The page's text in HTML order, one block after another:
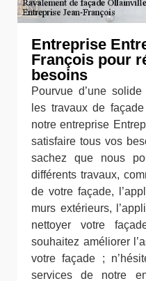
Entreprise
François pour
besoins
Pourvue d’une
les travaux de
notre entreprise
satisfaire tous vos
sachez que nous
différents travaux,
de votre façade,
murs extérieurs,
nettoyer votre
souhaitez améliorer
votre façade ;
services de notre